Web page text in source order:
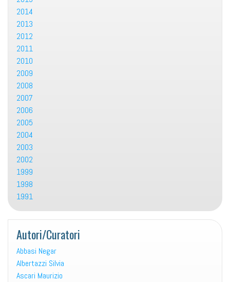
2014
2013
2012
2011
2010
2009
2008
2007
2006
2005
2004
2003
2002
1999
1998
1991
Autori/Curatori
Abbasi Negar
Albertazzi Silvia
Ascari Maurizio